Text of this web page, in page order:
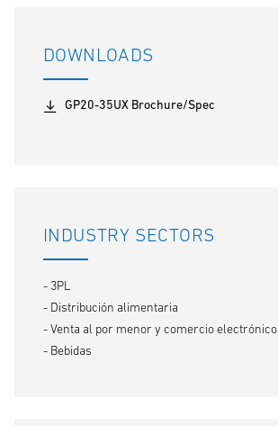
DOWNLOADS
GP20-35UX Brochure/Spec
INDUSTRY SECTORS
- 3PL
- Distribución alimentaria
- Venta al por menor y comercio electrónico
- Bebidas